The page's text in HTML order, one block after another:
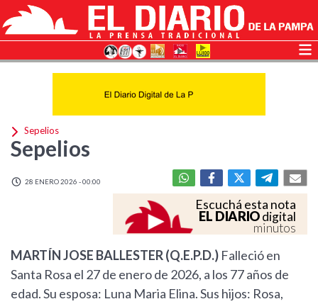
Sepelios
Sepelios
28 ENERO 2026 - 00:00
Escuchá esta nota
EL DIARIOdigital
minutos
MARTÍN JOSE BALLESTER (Q.E.P.D.) Falleció en
Santa Rosa el 27 de enero de 2026, a los 77 años de
edad. Su esposa: Luna Maria Elina. Sus hijos: Rosa,